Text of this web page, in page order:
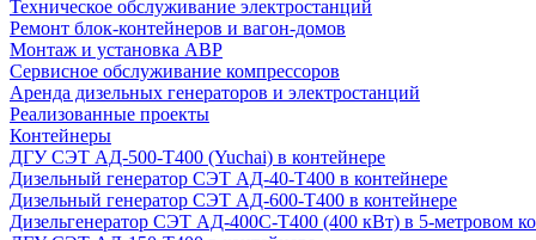
Техническое обслуживание электростанций
Ремонт блок-контейнеров и вагон-домов
Монтаж и установка АВР
Сервисное обслуживание компрессоров
Аренда дизельных генераторов и электростанций
Реализованные проекты
Контейнеры
ДГУ СЭТ АД-500-Т400 (Yuchai) в контейнере
Дизельный генератор СЭТ АД-40-Т400 в контейнере
Дизельный генератор СЭТ АД-600-Т400 в контейнере
Дизельгенератор СЭТ АД-400С-Т400 (400 кВт) в 5-метровом